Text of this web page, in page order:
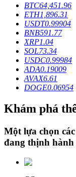
Khoản vay
BTC64,451.96
ETH1,896.31
USDT0.99904
BNB591.77
XRP1.04
SOL73.34
USDC0.99984
ADA0.19009
AVAX6.61
DOGE0.06954
Khám phá
Một lựa chọn
đang thịnh hành